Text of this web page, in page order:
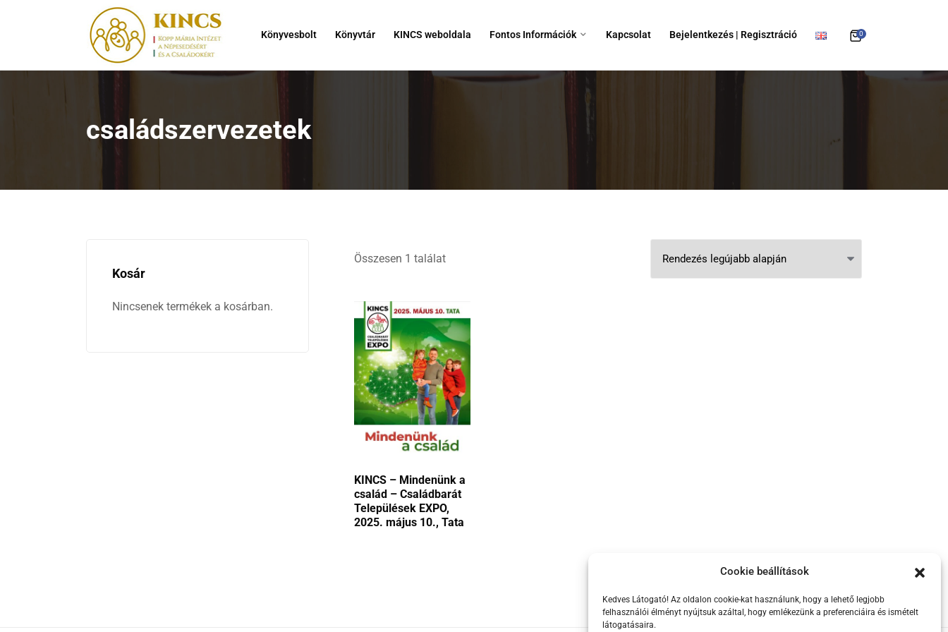
Cookie beállítások
Kedves Látogató! Az oldalon cookie-kat használunk, hogy a lehető legjobb
felhasználói élményt nyújtsuk azáltal, hogy emlékezünk a preferenciáira és ismételt
látogatásaira.
Könyvesbolt Könyvtár KINCS weboldala Fontos Információk Kapcsolat Bejelentkezés | Regisztráció 0
családszervezetek
Összesen 1 találat
KINCS – Mindenünk a
család – Családbarát
Települések EXPO,
2025. május 10., Tata
Kosár
Nincsenek termékek a kosárban.